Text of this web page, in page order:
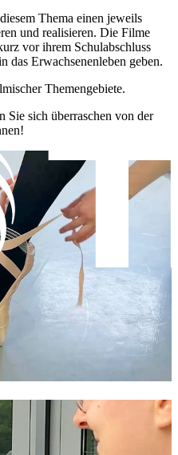
Thema einen jeweils
und realisieren. Die Filme
vor ihrem Schulabschluss
das Erwachsenenleben geben.
Themengebiete.
Sie sich überraschen von der